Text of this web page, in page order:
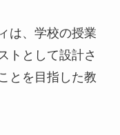
は、学校の授業
トとして設計さ
とを目指した教